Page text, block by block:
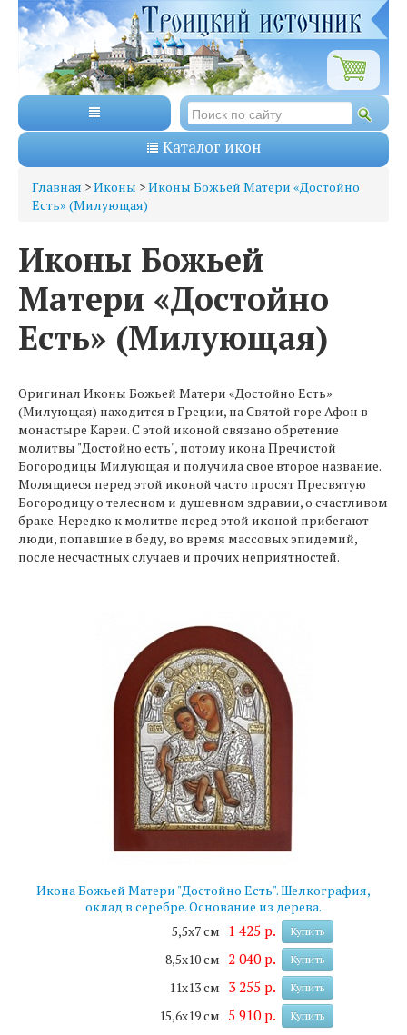
Каталог икон
Главная >Иконы >Иконы Божьей Матери «Достойно
Есть» (Милующая)
Иконы Божьей
Матери «Достойно
Есть» (Милующая)
Оригинал Иконы Божьей Матери «Достойно Есть»
(Милующая) находится в Греции, на Святой горе Афон в
монастыре Кареи. С этой иконой связано обретение
молитвы "Достойно есть", потому икона Пречистой
Богородицы Милующая и получила свое второе название.
Молящиеся перед этой иконой часто просят Пресвятую
Богородицу о телесном и душевном здравии, о счастливом
браке. Нередко к молитве перед этой иконой прибегают
люди, попавшие в беду, во время массовых эпидемий,
после несчастных случаев и прочих неприятностей.
Икона Божьей Матери "Достойно Есть". Шелкография,
оклад в серебре. Основание из дерева.
5,5х7 см
1 425 р. Купить
8,5х10 см 2 040 р. Купить
11х13 см 3 255 р. Купить
15,6х19 см 5 910 р. Купить